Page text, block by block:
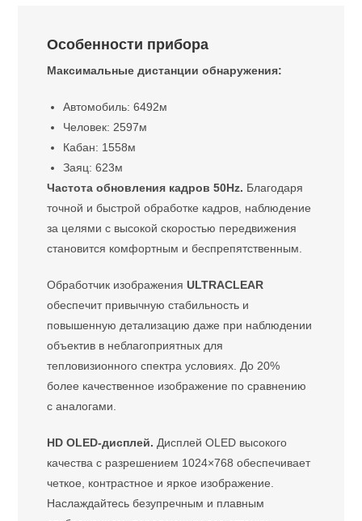
Особенности прибора
Максимальные дистанции обнаружения:
Автомобиль: 6492м
Человек: 2597м
Кабан: 1558м
Заяц: 623м
Частота обновления кадров 50Hz. Благодаря
точной и быстрой обработке кадров, наблюдение
за целями с высокой скоростью передвижения
становится комфортным и беспрепятственным.
Обработчик изображенияULTRACLEAR
обеспечит привычную стабильность и
повышенную детализацию даже при наблюдении
объектив в неблагоприятных для
тепловизионного спектра условиях. До 20%
более качественное изображение по сравнению
с аналогами.
HD OLED-дисплей. Дисплей OLED высокого
качества с разрешением 1024×768 обеспечивает
четкое, контрастное и яркое изображение.
Наслаждайтесь безупречным и плавным